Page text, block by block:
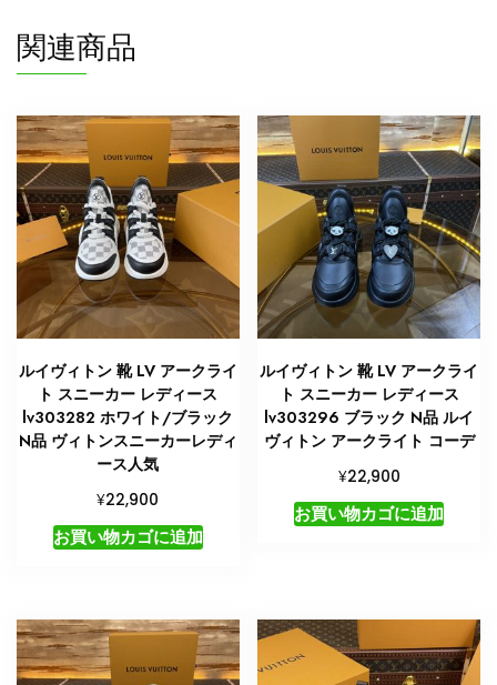
流
行
ス
ニ
ー
カ
ー
2025
関連商品
ルイヴィトン 靴 LV アークライ
ト スニーカー レディース
lv303282 ホワイト/ブラック
N品 ヴィトンスニーカーレディ
ース人気
¥22,900
お買い物カゴに追加
ルイヴィトン 靴 LV アークライ
ト スニーカー レディース
lv303296 ブラック N品 ルイ
ヴィトン アークライト コーデ
¥22,900
お買い物カゴに追加